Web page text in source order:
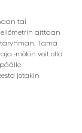
tai
aittaan
Tämä
-mökin voit olla
jotakin